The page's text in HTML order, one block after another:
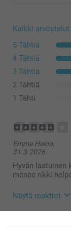
öljyä ja
Sekä
vahvaa
ulkoasulla
iPhonen
Kaikki arvostelut
5 Tähtiä
4 Tähtiä
3 Tähtiä
2 Tähtiä
1 Tähti
Emma Heino,
31.3.2026
Hyvän laatuinen
menee rikki
Näytä reaktiot